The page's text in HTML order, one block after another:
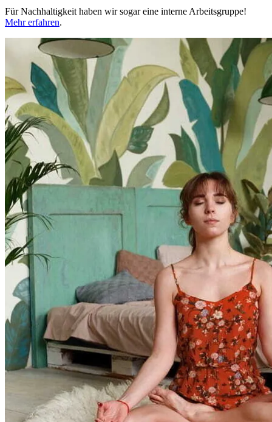
Für Nachhaltigkeit haben wir sogar eine interne Arbeitsgruppe!
Mehr erfahren.